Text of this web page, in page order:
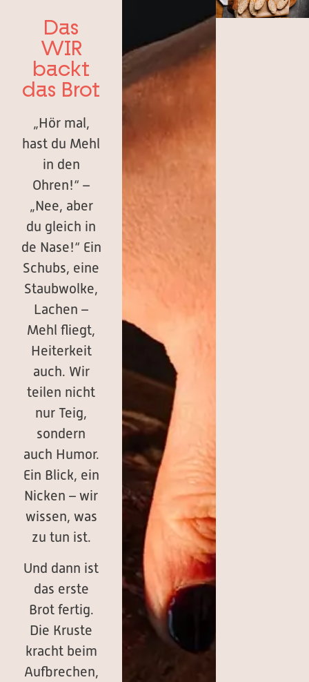
Das
WIR
backt
das Brot
„Hör mal,
hast du Mehl
in den
Ohren!“ –
„Nee, aber
du gleich in
de Nase!“ Ein
Schubs, eine
Staubwolke,
Lachen –
Mehl fliegt,
Heiterkeit
auch. Wir
teilen nicht
nur Teig,
sondern
auch Humor.
Ein Blick, ein
Nicken – wir
wissen, was
zu tun ist.
Und dann ist
das erste
Brot fertig.
Die Kruste
kracht beim
Aufbrechen,